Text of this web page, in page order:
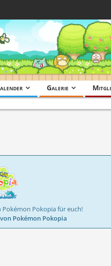
Galerie
Pokopia für euch!
Pokémon Pokopia